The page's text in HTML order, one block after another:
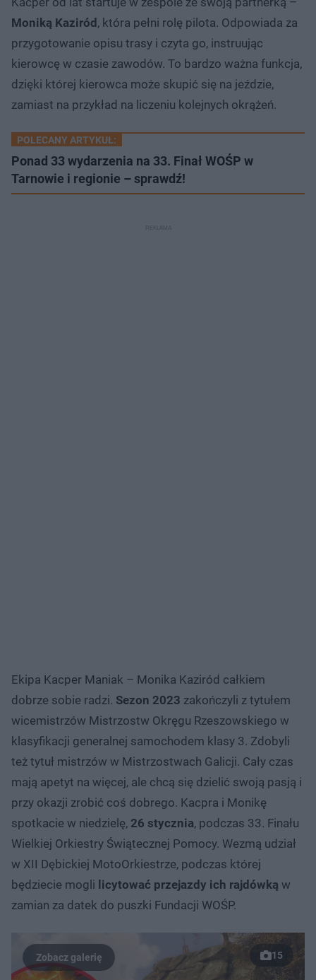
Moniką Kaziród, która pełni rolę pilota. Odpowiada za
przygotowanie opisu trasy i czyta go, instruując
kierowcę w czasie zawodów. To bardzo ważna funkcja,
dzięki której kierowca może skupić się na jeździe,
zamiast na przykład na liczeniu kolejnych okrążeń.
POLECANY ARTYKUŁ:
Ponad 33 wydarzenia na 33. Finał WOŚP w
Tarnowie i regionie – sprawdź!
Ekipa Kacper Maniak – Monika Kaziród całkiem
dobrze sobie radzi. Sezon 2023 zakończyli z tytułem
wicemistrzów Mistrzostw Okręgu Rzeszowskiego w
klasyfikacji generalnej samochodem klasy 3. Zdobyli
też tytuł mistrzów w Mistrzostwach Galicji. Cały czas
mają apetyt na więcej, ale chcą się dzielić swoją pasją i
przy okazji zrobić coś dobrego. Kacpra i Monikę
spotkacie w niedzielę, 26 stycznia, podczas 33. Finału
Wielkiej Orkiestry Świątecznej Pomocy. Wezmą udział
w XII Dębickiej MotoOrkiestrze, podczas której
będziecie mogli licytować przejazdy ich rajdówką w
zamian za datek do puszki Fundacji WOŚP.
15